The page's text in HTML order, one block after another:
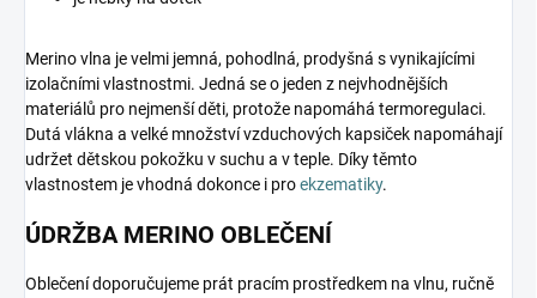
Merino vlna je velmi jemná, pohodlná, prodyšná s vynikajícími
izolačními vlastnostmi. Jedná se o jeden z nejvhodnějších
materiálů pro nejmenší děti, protože napomáhá termoregulaci.
Dutá vlákna a velké množství vzduchových kapsiček napomáhají
udržet dětskou pokožku v suchu a v teple. Díky těmto
vlastnostem je vhodná dokonce i proekzematiky.
ÚDRŽBA MERINO OBLEČENÍ
Oblečení doporučujeme prát pracím prostředkem na vlnu, ručně